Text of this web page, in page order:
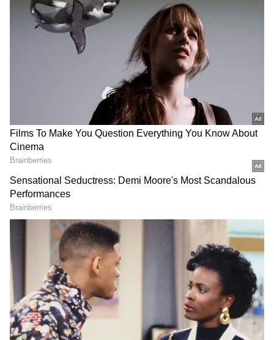
உடனை பெற என்ன செய்ய வேண்டும்
என்பதை இப்போது பார்ப்போம்.
ஏசியாநெட் தமிழ்-ஐ உங்கள் முதன்மைத்
தேர்வாக்குங்கள்
2
6